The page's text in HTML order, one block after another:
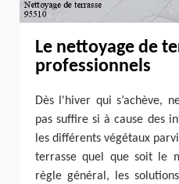
Le nettoyage de
professionnels
Dès l'hiver qui s’achève,
pas suffire si à cause des
les différents végétaux
terrasse quel que soit le
règle général, les